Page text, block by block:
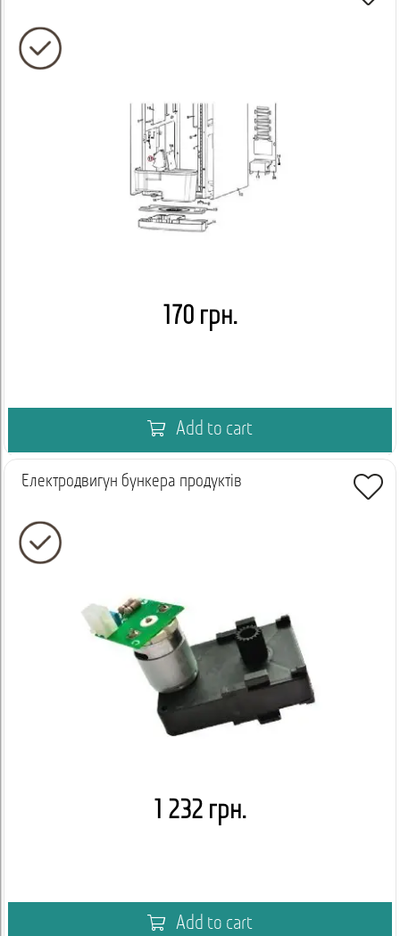
170 грн.
Add to cart
Електродвигун бункера продуктів
1 232 грн.
Add to cart